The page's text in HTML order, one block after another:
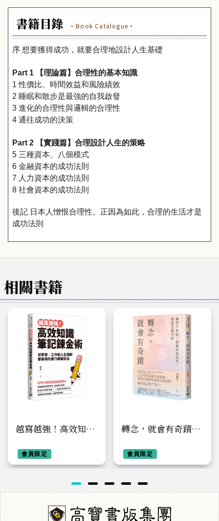
書籍目錄 ·Book Catalogue·
序 想要獲得成功，就要合理地設計人生基礎
Part 1 【理論篇】合理性的基本知識
1 性價比、時間效益和風險績效
2 睡眠和散步是最強的自我啟發
3 進化的合理性與邏輯的合理性
4 通往成功的決策
Part 2 【實踐篇】合理設計人生的策略
5 三種資本、八個模式
6 金融資本的成功法則
7 人力資本的成功法則
8 社會資本的成功法則
後記 日本人憎恨合理性。正因為如此，合理的生活才是
成功法則
相關書籍
越寫越強！高效知識
習、工作到人生規劃
都適用的康乃爾筆記
會員限定
轉念，就會有奇蹟：
度思考，創造全新可
能
會員限定